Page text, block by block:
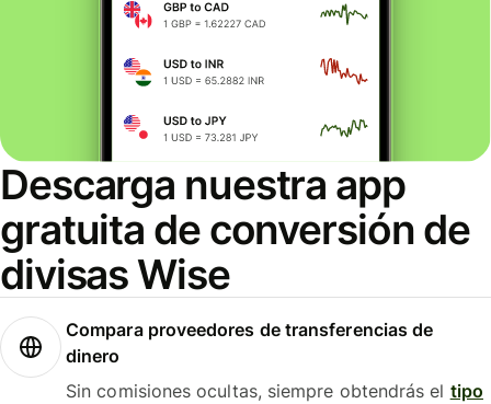
Descarga nuestra app
gratuita de conversión de
divisas Wise
Compara proveedores de transferencias de
dinero
Sin comisiones ocultas, siempre obtendrás el tipo